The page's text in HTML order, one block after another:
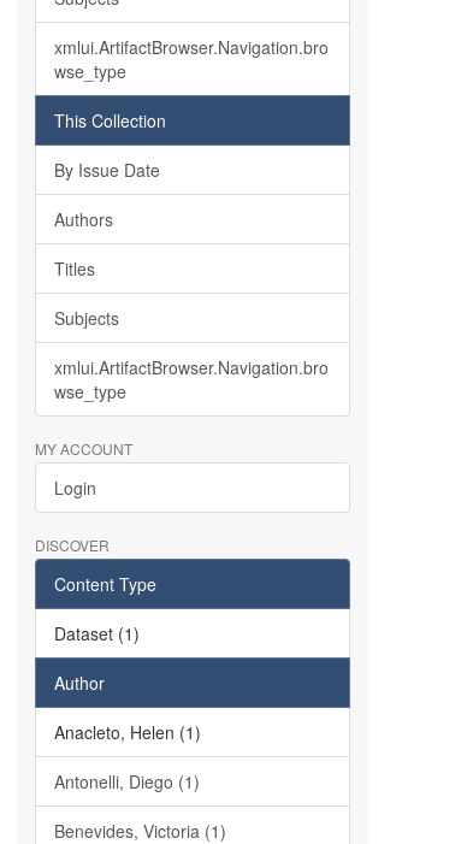
xmlui.ArtifactBrowser.Navigation.bro
wse_type
This Collection
By Issue Date
Authors
Titles
Subjects
xmlui.ArtifactBrowser.Navigation.bro
wse_type
MY ACCOUNT
Login
DISCOVER
Content Type
Dataset (1)
Author
Anacleto, Helen (1)
Antonelli, Diego (1)
Benevides, Victoria (1)